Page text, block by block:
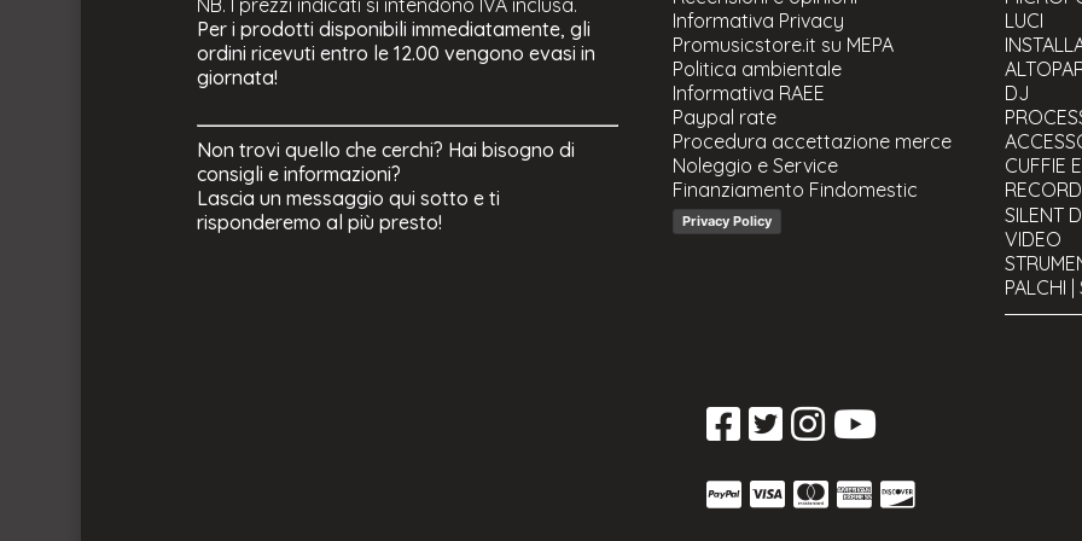
Per i prodotti disponibili immediatamente, gli
ordini ricevuti entro le 12.00 vengono evasi in
giornata!
Non trovi quello che cerchi? Hai bisogno di
consigli e informazioni?
Lascia un messaggio qui sotto e ti
risponderemo al più presto!
Informativa Privacy
Promusicstore.it su MEPA
Politica ambientale
Informativa RAEE
Paypal rate
Procedura accettazione merce
Noleggio e Service
Finanziamento Findomestic
Privacy Policy
LUCI
DJ
CUFFIE
Bundle
Studio
Schede
SILENT
VIDEO
PALCHI |
CAVI